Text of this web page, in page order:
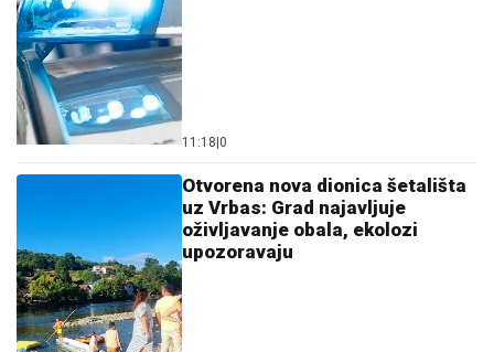
11:18|0
Otvorena nova dionica šetališta
uz Vrbas: Grad najavljuje
oživljavanje obala, ekolozi
upozoravaju